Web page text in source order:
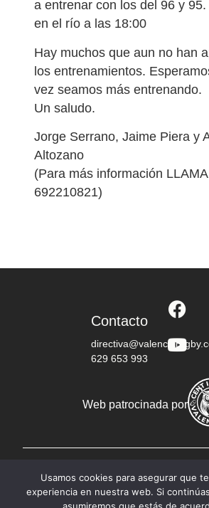
a entrenar con los del 96 y
en el río a las 18:00
Hay muchos que aun no han
los entrenamientos.
vez seamos más entrenando.
Un saludo.
Jorge Serrano, Jaime Piera y
Altozano
(Para más información
692210821)
Contacto
629 653 993
Web patrocinada por
reservados
Política de privacidad
Usamos cookies para asegurar que
experiencia en nuestra web. Si